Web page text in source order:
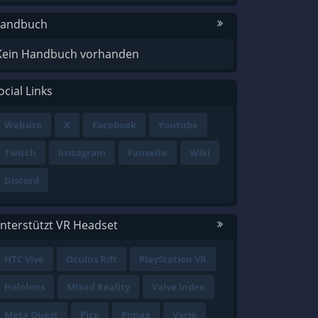
Handbuch vorhanden
Links
Website X Facebook Youtube
Twitch Instagram Fanseite Wiki
Discord
VR Headset
HTC Vive Oculus Rift PlayStation VR
Hololens Mixed Reality Valve Index
Meta Quest Pico Pimax Varjo